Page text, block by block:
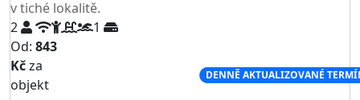
v tiché lokalitě.
2
1
Od: 843
Kčza
objekt
DENNĚ AKTUALIZOVANÉ